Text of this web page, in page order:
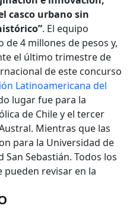
casco urbano sin
. El equipo
4 millones de pesos y,
el último trimestre de
de este concurso
Latinoamericana del
lugar fue para la
de Chile y el tercer
Mientras que las
para la Universidad de
Sebastián. Todos los
revisar en la